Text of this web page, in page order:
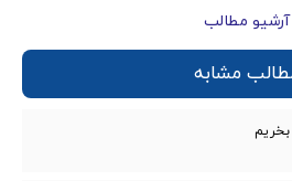
آرشیو مطالب
مشابه